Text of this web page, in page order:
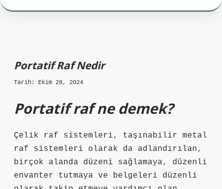
Portatif Raf Nedir
Tarih: Ekim 28, 2024
Portatif raf ne demek?
Çelik raf sistemleri, taşınabilir metal
raf sistemleri olarak da adlandırılan,
birçok alanda düzeni sağlamaya, düzenli
envanter tutmaya ve belgeleri düzenli